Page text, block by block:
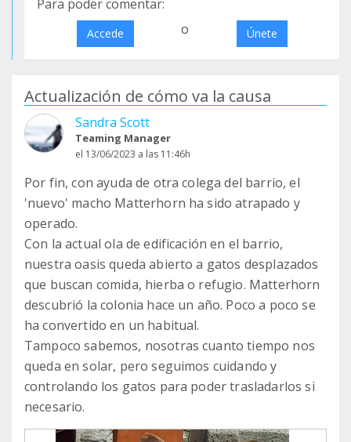
Para poder comentar:
Accede o Únete
Actualización de cómo va la causa
Sandra Scott
Teaming Manager
el 13/06/2023 a las 11:46h
Por fin, con ayuda de otra colega del barrio, el
'nuevo' macho Matterhorn ha sido atrapado y
operado.
Con la actual ola de edificación en el barrio,
nuestra oasis queda abierto a gatos desplazados
que buscan comida, hierba o refugio. Matterhorn
descubrió la colonia hace un año. Poco a poco se
ha convertido en un habitual.
Tampoco sabemos, nosotras cuanto tiempo nos
queda en solar, pero seguimos cuidando y
controlando los gatos para poder trasladarlos si
necesario.